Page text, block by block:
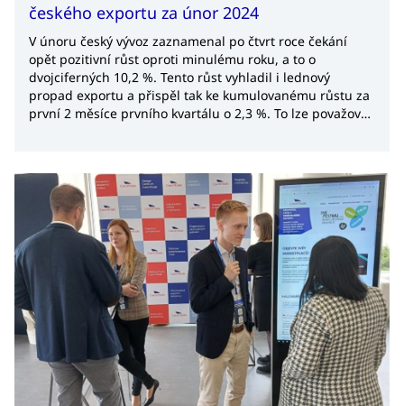
českého exportu za únor 2024
V únoru český vývoz zaznamenal po čtvrt roce čekání
opět pozitivní růst oproti minulému roku, a to o
dvojciferných 10,2 %. Tento růst vyhladil i lednový
propad exportu a přispěl tak ke kumulovanému růstu za
první 2 měsíce prvního kvartálu o 2,3 %. To lze považovat